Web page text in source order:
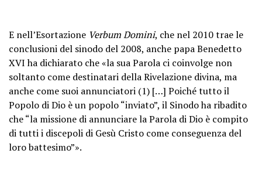
E nell’Esortazione Verbum Domini, che nel 2010 trae le
conclusioni del sinodo del 2008, anche papa Benedetto
XVI ha dichiarato che «la sua Parola ci coinvolge non
soltanto come destinatari della Rivelazione divina, ma
anche come suoi annunciatori (1) […] Poiché tutto il
Popolo di Dio è un popolo “inviato”, il Sinodo ha ribadito
che “la missione di annunciare la Parola di Dio è compito
di tutti i discepoli di Gesù Cristo come conseguenza del
loro battesimo”».